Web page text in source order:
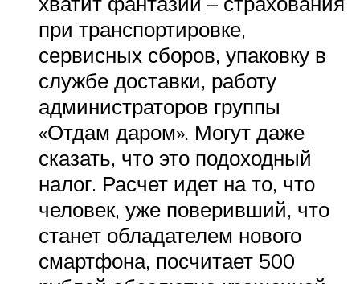
при транспортировке,
сервисных сборов, упаковку в
службе доставки, работу
администраторов группы
«Отдам даром». Могут даже
сказать, что это подоходный
налог. Расчет идет на то, что
человек, уже поверивший, что
станет обладателем нового
смартфона, посчитает 500